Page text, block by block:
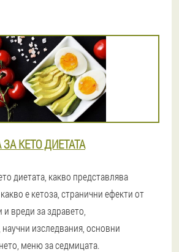
КЕТО ДИЕТАТА
диетата, какво представлява
е кетоза, странични ефекти от
и вреди за здравето,
изследвания, основни
меню за седмицата.